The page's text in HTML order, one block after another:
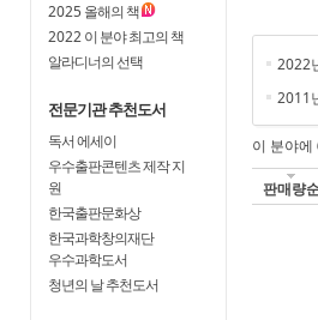
2025올해의 책
2022이 분야 최고의 책
알라디너의 선택
전문기관 추천도서
독서 에세이
우수출판콘텐츠 제작 지
원
한국출판문화상
한국과학창의재단
우수과학도서
청년의 날 추천도서
2022
2011
이 분야에
판매량